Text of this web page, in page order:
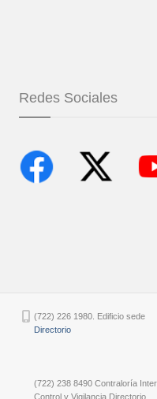
Redes Sociales
(722) 226 1980. Edificio sede
Directorio
(722) 238 8490 Contraloría
Control y Vigilancia Directorio